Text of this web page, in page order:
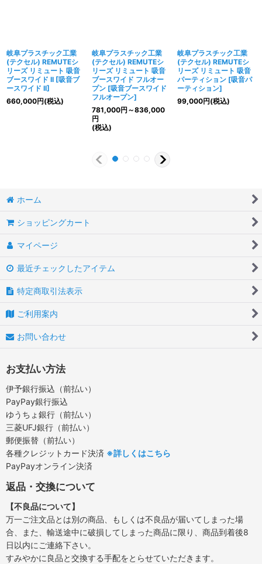
岐阜プラスチック工業
(テクセル) REMUTEシ
リーズ リミュート 吸音
ブースワイド II [吸音ブ
ースワイド II]
660,000円(税込)
岐阜プラスチック工業
(テクセル) REMUTEシ
リーズ リミュート 吸音
ブースワイド フルオー
プン [吸音ブースワイド
フルオープン]
781,000円 ～836,000
円
(税込)
岐阜プラスチック工業
(テクセル) REMUTEシ
リーズ リミュート 吸音
パーティション [吸音パ
ーティション]
99,000円(税込)
ホーム
ショッピングカート
マイページ
最近チェックしたアイテム
特定商取引法表示
ご利用案内
お問い合わせ
お支払い方法
伊予銀行振込（前払い）
PayPay銀行振込
ゆうちょ銀行（前払い）
三菱UFJ銀行（前払い）
郵便振替（前払い）
各種クレジットカード決済 ※詳しくはこちら
PayPayオンライン決済
返品・交換について
【不良品について】
万一ご注文品とは別の商品、もしくは不良品が届いてしまった場
合、また、輸送途中に破損してしまった商品に限り、商品到着後8
日以内にご連絡下さい。
すみやかに良品と交換する手配をとらせていただきます。